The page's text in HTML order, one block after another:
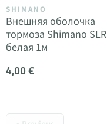
SHIMANO
Внешняя оболочка
тормоза Shimano SLR
белая 1м
4,00 €